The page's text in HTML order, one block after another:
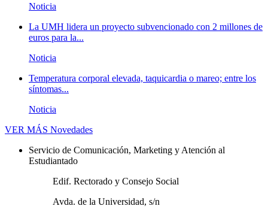
Noticia
La UMH lidera un proyecto subvencionado con 2 millones de
euros para la...
Noticia
Temperatura corporal elevada, taquicardia o mareo; entre los
síntomas...
Noticia
VER MÁS Novedades
Servicio de Comunicación, Marketing y Atención al
Estudiantado
Edif. Rectorado y Consejo Social
Avda. de la Universidad, s/n